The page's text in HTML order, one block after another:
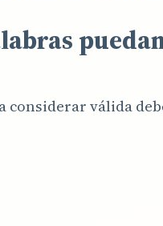
considerar válida